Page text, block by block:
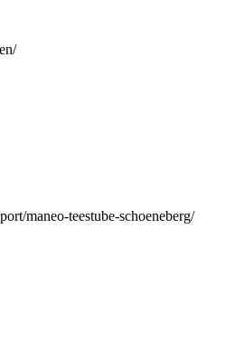
maneo-teestube-schoeneberg/